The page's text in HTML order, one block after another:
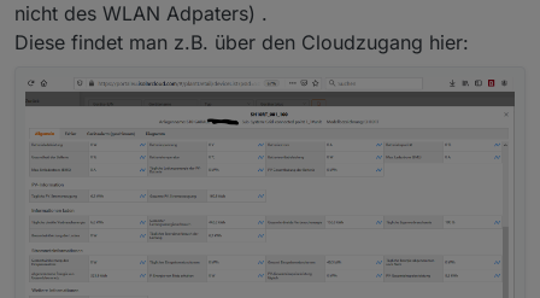
nicht des WLAN Adpaters) .
Diese findet man z.B. über den Cloudzugang hier: